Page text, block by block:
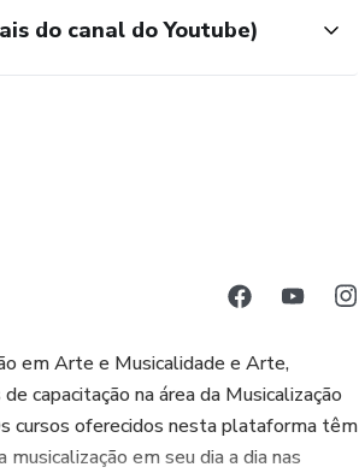
do canal do Youtube)
em Arte e Musicalidade e Arte,
capacitação na área da Musicalização
cursos oferecidos nesta plataforma têm
em seu dia a dia nas